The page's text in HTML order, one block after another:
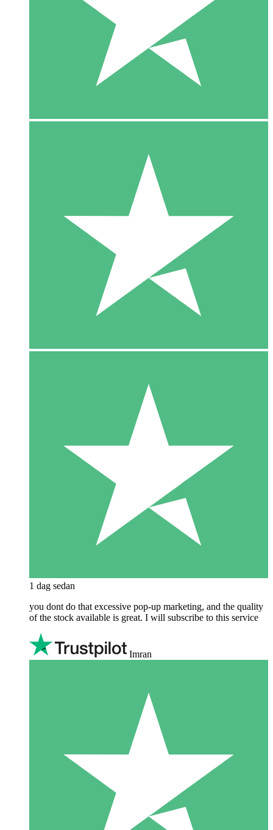
1 dag sedan
you dont do that excessive pop-up marketing, and the quality
of the stock available is great. I will subscribe to this service
Imran